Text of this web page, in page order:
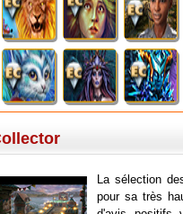
La sélection
pour sa très